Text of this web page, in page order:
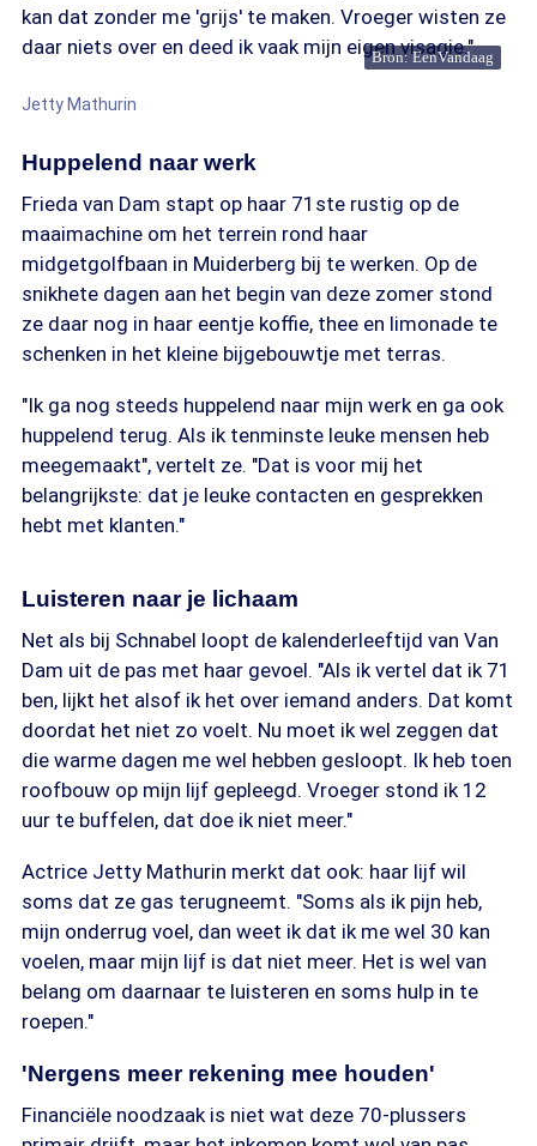
kan dat zonder me 'grijs' te maken. Vroeger wisten ze
daar niets over en deed ik vaak mijn eigen visagie."
Bron: EenVandaag
Jetty Mathurin
Huppelend naar werk
Frieda van Dam stapt op haar 71ste rustig op de
maaimachine om het terrein rond haar
midgetgolfbaan in Muiderberg bij te werken. Op de
snikhete dagen aan het begin van deze zomer stond
ze daar nog in haar eentje koffie, thee en limonade te
schenken in het kleine bijgebouwtje met terras.
"Ik ga nog steeds huppelend naar mijn werk en ga ook
huppelend terug. Als ik tenminste leuke mensen heb
meegemaakt", vertelt ze. "Dat is voor mij het
belangrijkste: dat je leuke contacten en gesprekken
hebt met klanten."
Luisteren naar je lichaam
Net als bij Schnabel loopt de kalenderleeftijd van Van
Dam uit de pas met haar gevoel. "Als ik vertel dat ik 71
ben, lijkt het alsof ik het over iemand anders. Dat komt
doordat het niet zo voelt. Nu moet ik wel zeggen dat
die warme dagen me wel hebben gesloopt. Ik heb toen
roofbouw op mijn lijf gepleegd. Vroeger stond ik 12
uur te buffelen, dat doe ik niet meer."
Actrice Jetty Mathurin merkt dat ook: haar lijf wil
soms dat ze gas terugneemt. "Soms als ik pijn heb,
mijn onderrug voel, dan weet ik dat ik me wel 30 kan
voelen, maar mijn lijf is dat niet meer. Het is wel van
belang om daarnaar te luisteren en soms hulp in te
roepen."
'Nergens meer rekening mee houden'
Financiële noodzaak is niet wat deze 70-plussers